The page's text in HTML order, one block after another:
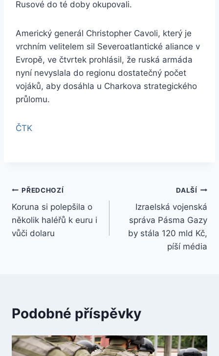
Rusové do té doby okupovali.
Americký generál Christopher Cavoli, který je
vrchním velitelem sil Severoatlantické aliance v
Evropě, ve čtvrtek prohlásil, že ruská armáda
nyní nevyslala do regionu dostatečný počet
vojáků, aby dosáhla u Charkova strategického
průlomu.
ČTK
Navigace
pro
příspěvek
PŘEDCHOZÍ
Koruna si polepšila o
několik haléřů k euru i
vůči dolaru
DALŠÍ
Izraelská vojenská
správa Pásma Gazy
by stála 120 mld Kč,
píší média
Podobné příspěvky